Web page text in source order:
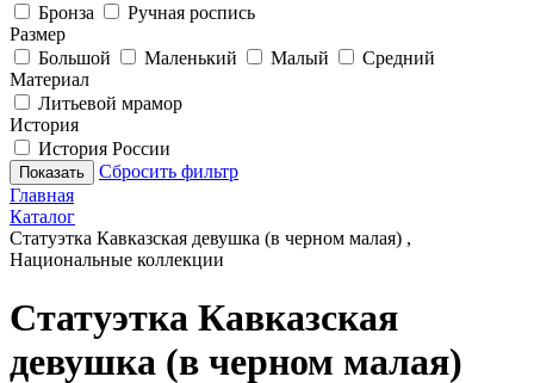
Бронза
Ручная роспись
Размер
Большой
Маленький Малый
Средний
Материал
Литьевой мрамор
История
История России
Показать
Сбросить фильтр
Главная
Каталог
Статуэтка Кавказская девушка (в черном малая) ,
Национальные коллекции
Статуэтка Кавказская
девушка (в черном малая)